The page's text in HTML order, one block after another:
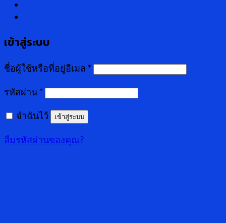
เข้าสู่ระบบ
ชื่อผู้ใช้หรือที่อยู่อีเมล *
รหัสผ่าน *
จำฉันไว้ เข้าสู่ระบบ
ลืมรหัสผ่านของคุณ?